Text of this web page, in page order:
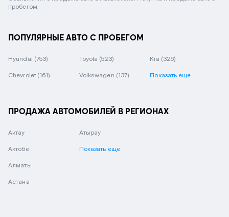
пробегом.
ПОПУЛЯРНЫЕ АВТО С ПРОБЕГОМ
Hyundai (753) Toyota (523) Kia (326)
Chevrolet (161) Volkswagen (137) Показать еще
ПРОДАЖА АВТОМОБИЛЕЙ В РЕГИОНАХ
Актау
Актобе
Алматы
Астана
Атырау
Показать еще